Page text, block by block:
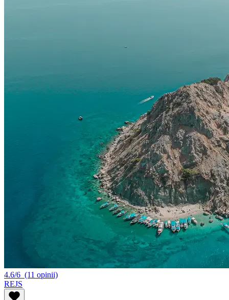
4.6/6 (11 opinii)
REJS